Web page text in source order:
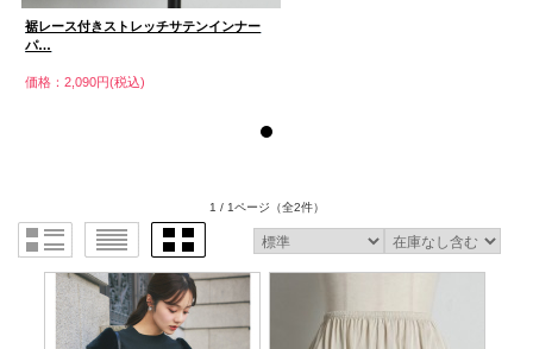
裾レース付きストレッチサテンインナー
パ…
価格：2,090円(税込)
1 / 1ページ （全2件）